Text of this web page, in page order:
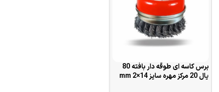
برس کاسه ای طوقه دار بافته 80
یال 20 مرکز مهره سایز 14×2 mm